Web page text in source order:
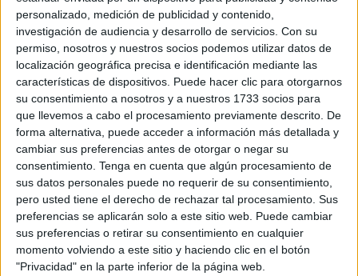
personalizado, medición de publicidad y contenido,
investigación de audiencia y desarrollo de servicios. Con su
permiso, nosotros y nuestros socios podemos utilizar datos de
localización geográfica precisa e identificación mediante las
características de dispositivos. Puede hacer clic para otorgarnos
su consentimiento a nosotros y a nuestros 1733 socios para
que llevemos a cabo el procesamiento previamente descrito. De
forma alternativa, puede acceder a información más detallada y
cambiar sus preferencias antes de otorgar o negar su
consentimiento. Tenga en cuenta que algún procesamiento de
sus datos personales puede no requerir de su consentimiento,
pero usted tiene el derecho de rechazar tal procesamiento. Sus
preferencias se aplicarán solo a este sitio web. Puede cambiar
sus preferencias o retirar su consentimiento en cualquier
momento volviendo a este sitio y haciendo clic en el botón
"Privacidad" en la parte inferior de la página web.
otras plantas medicinales y durante un cierto período
de tiempo sin efectos nocivos.
* Raíz entera seca: añadirla a jugos y batidos, y a los
alimentos cocinados, tales como sopas y guisos. Es
importante cuidar que la maca se conserve en un
recipiente de cristal hermético, en lugar fresco y seco;
por un período de tiempo no superior a 2 años. Se
recomienda no superar los 25 gr diarios. Se consume
máximo 14 días, y luego se descansa otros 14 días
para continuar luego.* En cápsulas:dosis de 1,5 hasta
3 gr diarios. Puede tomarse en cápsulas o mezclar en
jugos o batidos.* Maca gelatinizada:durante el
proceso de gelatinización se produce la ruptura de los
enlaces glucídicos de los almidones, con lo que mejora